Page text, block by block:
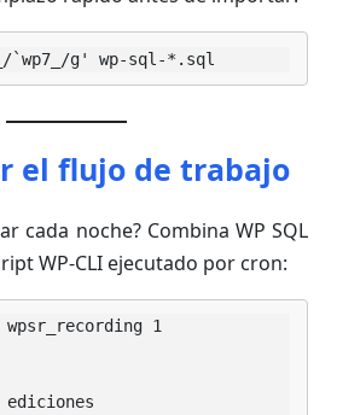
g' wp-sql-*.sql
el flujo de trabajo
cada noche? Combina WP SQL
WP-CLI ejecutado por cron:
1